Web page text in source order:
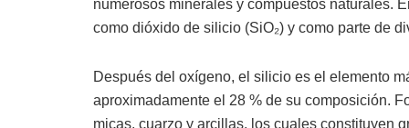
numerosos minerales y compuestos naturales.
como dióxido de silicio (SiO₂) y como parte de
Después del oxígeno, el silicio es el elemento
aproximadamente el 28 % de su composición.
micas, cuarzo y arcillas, los cuales constituyen